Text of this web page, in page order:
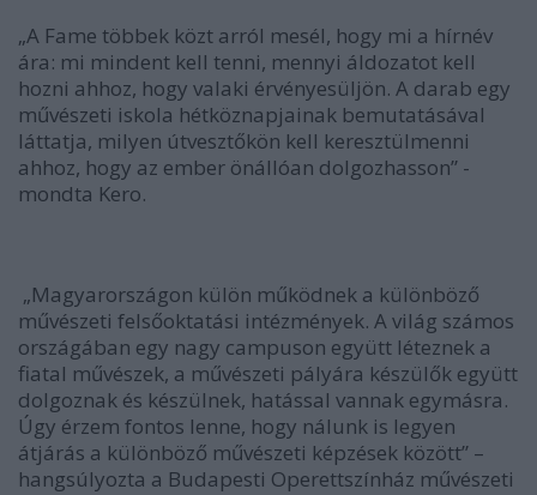
„A Fame többek közt arról mesél, hogy mi a hírnév
ára: mi mindent kell tenni, mennyi áldozatot kell
hozni ahhoz, hogy valaki érvényesüljön. A darab egy
művészeti iskola hétköznapjainak bemutatásával
láttatja, milyen útvesztőkön kell keresztülmenni
ahhoz, hogy az ember önállóan dolgozhasson” -
mondta Kero.
„Magyarországon külön működnek a különböző
művészeti felsőoktatási intézmények. A világ számos
országában egy nagy campuson együtt léteznek a
fiatal művészek, a művészeti pályára készülők együtt
dolgoznak és készülnek, hatással vannak egymásra.
Úgy érzem fontos lenne, hogy nálunk is legyen
átjárás a különböző művészeti képzések között” –
hangsúlyozta a Budapesti Operettszínház művészeti